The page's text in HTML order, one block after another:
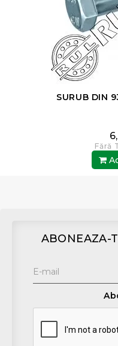
SURUB DIN
Fără
ABONEAZA-